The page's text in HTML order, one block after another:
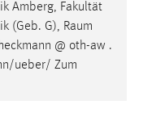
Amberg, Fakultät
(Geb. G), Raum
@ oth-aw .
ueber/ Zum